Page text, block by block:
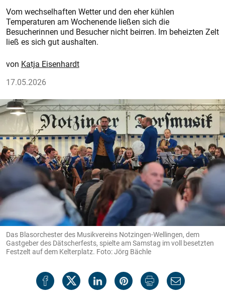
Vom wechselhaften Wetter und den eher kühlen
Temperaturen am Wochenende ließen sich die
Besucherinnen und Besucher nicht beirren. Im beheizten Zelt
ließ es sich gut aushalten.
Katja Eisenhardt
17.05.2026
Das Blasorchester des Musikvereins Notzingen-Wellingen, dem
Gastgeber des Dätscherfests, spielte am Samstag im voll besetzten
Festzelt auf dem Kelterplatz. Foto: Jörg Bächle